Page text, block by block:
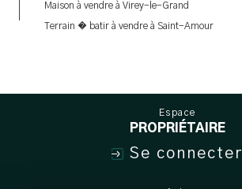
Maison à vendre à Virey-le-Grand
Terrain � batir à vendre à Saint-Amour
espace
PROPRIÉTAIRE
Se connecter